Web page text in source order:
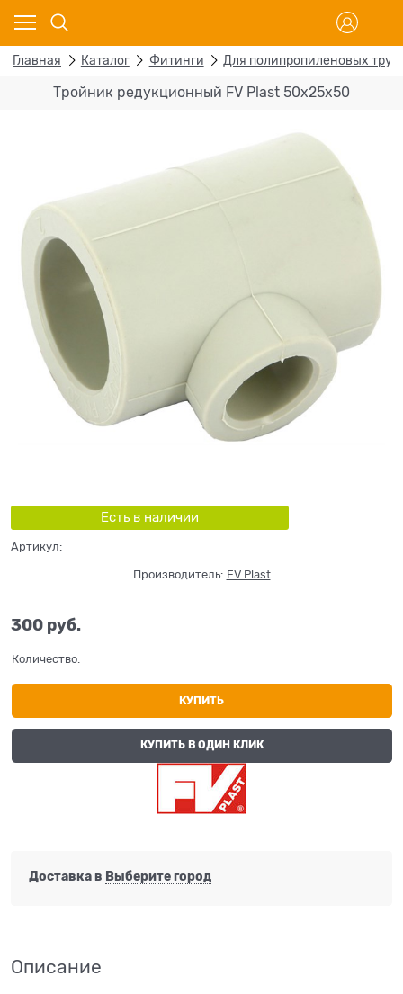
Главная Каталог Фитинги Для полипропиленовых труб
Тройник редукционный FV Plast 50х25х50
Есть в наличии
Артикул:
Производитель: FV Plast
300 руб.
Количество:
КУПИТЬ
КУПИТЬ В ОДИН КЛИК
Доставка в Выберите город
Описание